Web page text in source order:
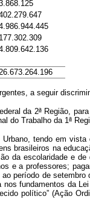
a seguir
da 2ªRegião, para
do Trabalho da 1ª
tendo em
brasileiros na
da escolaridade e
e a professores;
período de
nos fundamentos da
político” (Ação